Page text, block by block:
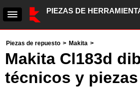
PIEZAS DE
Piezas de repuesto > Makita >
Makita Cl183d
técnicos y